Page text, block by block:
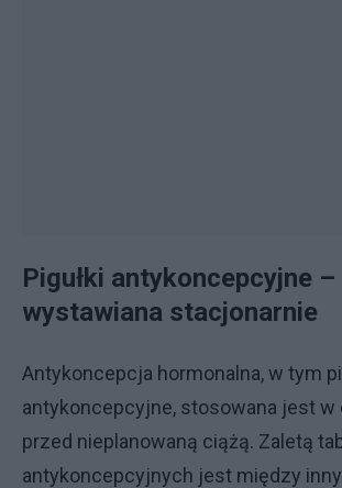
Pigułki antykoncepcyjne
wystawiana stacjonarnie
Antykoncepcja hormonalna, w tym
antykoncepcyjne, stosowana jest w
przed nieplanowaną ciążą. Zaletą
antykoncepcyjnych jest między